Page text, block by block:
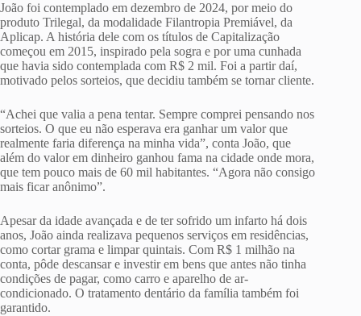
João foi contemplado em dezembro de 2024, por meio do
produto Trilegal, da modalidade Filantropia Premiável, da
Aplicap. A história dele com os títulos de Capitalização
começou em 2015, inspirado pela sogra e por uma cunhada
que havia sido contemplada com R$ 2 mil. Foi a partir daí,
motivado pelos sorteios, que decidiu também se tornar cliente.
“Achei que valia a pena tentar. Sempre comprei pensando nos
sorteios. O que eu não esperava era ganhar um valor que
realmente faria diferença na minha vida”, conta João, que
além do valor em dinheiro ganhou fama na cidade onde mora,
que tem pouco mais de 60 mil habitantes. “Agora não consigo
mais ficar anônimo”.
Apesar da idade avançada e de ter sofrido um infarto há dois
anos, João ainda realizava pequenos serviços em residências,
como cortar grama e limpar quintais. Com R$ 1 milhão na
conta, pôde descansar e investir em bens que antes não tinha
condições de pagar, como carro e aparelho de ar-
condicionado. O tratamento dentário da família também foi
garantido.